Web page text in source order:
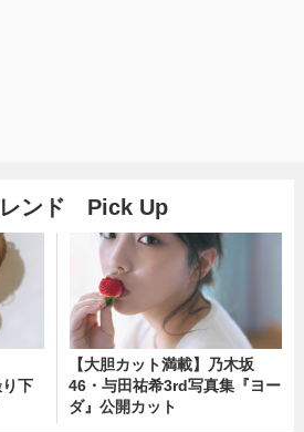
レンド Pick Up
下
【大胆カット満載】乃木坂
46・与田祐希3rd写真集『ヨー
ダ』公開カット